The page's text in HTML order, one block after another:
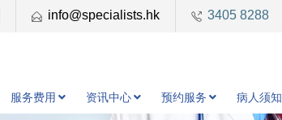
info@specialists.hk 3405 8288
服务费用 资讯中心 预约服务 病人须知